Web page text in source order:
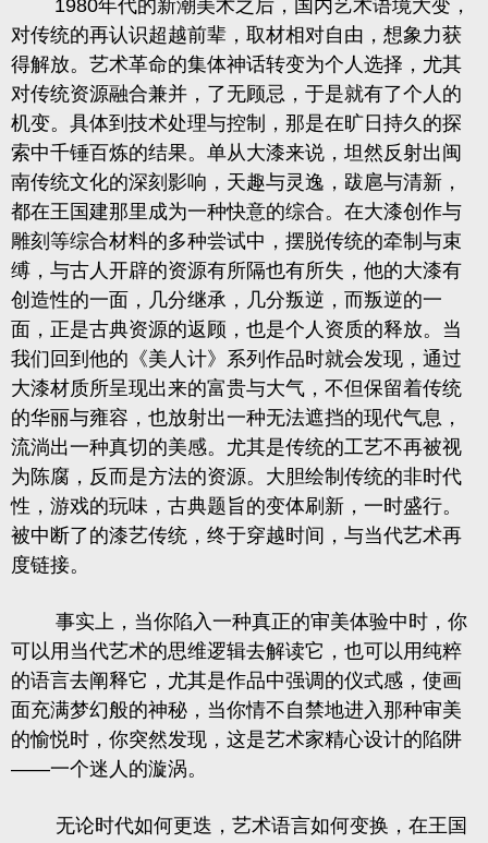
1980年代的新潮美术之后，国内艺术语境大变，
对传统的再认识超越前辈，取材相对自由，想象力获
得解放。艺术革命的集体神话转变为个人选择，尤其
对传统资源融合兼并，了无顾忌，于是就有了个人的
机变。具体到技术处理与控制，那是在旷日持久的探
索中千锤百炼的结果。单从大漆来说，坦然反射出闽
南传统文化的深刻影响，天趣与灵逸，跋扈与清新，
都在王国建那里成为一种快意的综合。在大漆创作与
雕刻等综合材料的多种尝试中，摆脱传统的牵制与束
缚，与古人开辟的资源有所隔也有所失，他的大漆有
创造性的一面，几分继承，几分叛逆，而叛逆的一
面，正是古典资源的返顾，也是个人资质的释放。当
我们回到他的《美人计》系列作品时就会发现，通过
大漆材质所呈现出来的富贵与大气，不但保留着传统
的华丽与雍容，也放射出一种无法遮挡的现代气息，
流淌出一种真切的美感。尤其是传统的工艺不再被视
为陈腐，反而是方法的资源。大胆绘制传统的非时代
性，游戏的玩味，古典题旨的变体刷新，一时盛行。
被中断了的漆艺传统，终于穿越时间，与当代艺术再
度链接。
事实上，当你陷入一种真正的审美体验中时，你
可以用当代艺术的思维逻辑去解读它，也可以用纯粹
的语言去阐释它，尤其是作品中强调的仪式感，使画
面充满梦幻般的神秘，当你情不自禁地进入那种审美
的愉悦时，你突然发现，这是艺术家精心设计的陷阱
——一个迷人的漩涡。
无论时代如何更迭，艺术语言如何变换，在王国